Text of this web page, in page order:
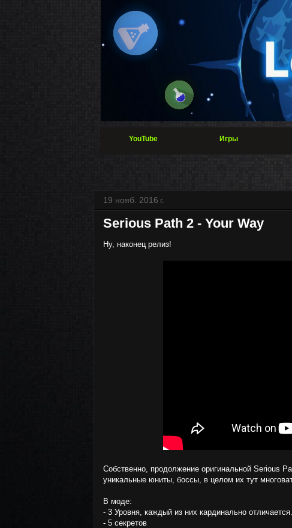
YouTube Игры
19 нояб. 2016 г.
Serious Path 2 - Your Way
Ну, наконец релиз!
Собственно, продолжение оригинальной Serious
уникальные юниты, боссы, в целом их тут
В моде:
- 3 Уровня, каждый из них кардинально
- 5 секретов